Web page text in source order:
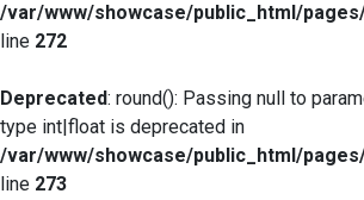
/var/www/showcase/public_html/
line 272
Deprecated: round(): Passing null to
type int|float is deprecated in
/var/www/showcase/public_html/
line 273